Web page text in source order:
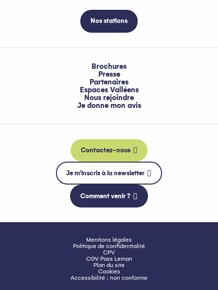
Nos stations
Brochures
Presse
Partenaires
Espaces Valléens
Nous rejoindre
Je donne mon avis
Contactez-nous
Je m'inscris à la newsletter
Comment venir ?
Mentions légales
Politique de confidentialité
CPV
CGV Pass Leman
Plan du site
Cookies
Accessibilité : non conforme